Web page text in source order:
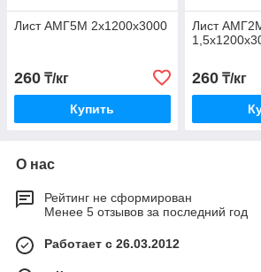
Лист АМГ5М 2х1200х3000
260 ₸/кг
Купить
Лист
260₸/кг
О нас
Рейтинг не сформирован
Менее 5 отзывов за последний год
Работает с 26.03.2012